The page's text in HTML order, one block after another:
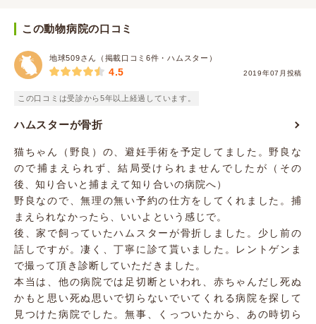
この動物病院の口コミ
地球509さん（掲載口コミ6件・ハムスター）
2019年07月投稿
4.5
この口コミは受診から5年以上経過しています。
ハムスターが骨折
猫ちゃん（野良）の、避妊手術を予定してました。野良な
ので捕まえられず、結局受けられませんでしたが（その
後、知り合いと捕まえて知り合いの病院へ）
野良なので、無理の無い予約の仕方をしてくれました。捕
まえられなかったら、いいよという感じで。
後、家で飼っていたハムスターが骨折しました。少し前の
話しですが。凄く、丁寧に診て貰いました。レントゲンま
で撮って頂き診断していただきました。
本当は、他の病院では足切断といわれ、赤ちゃんだし死ぬ
かもと思い死ぬ思いで切らないでいてくれる病院を探して
見つけた病院でした。無事、くっついたから、あの時切ら